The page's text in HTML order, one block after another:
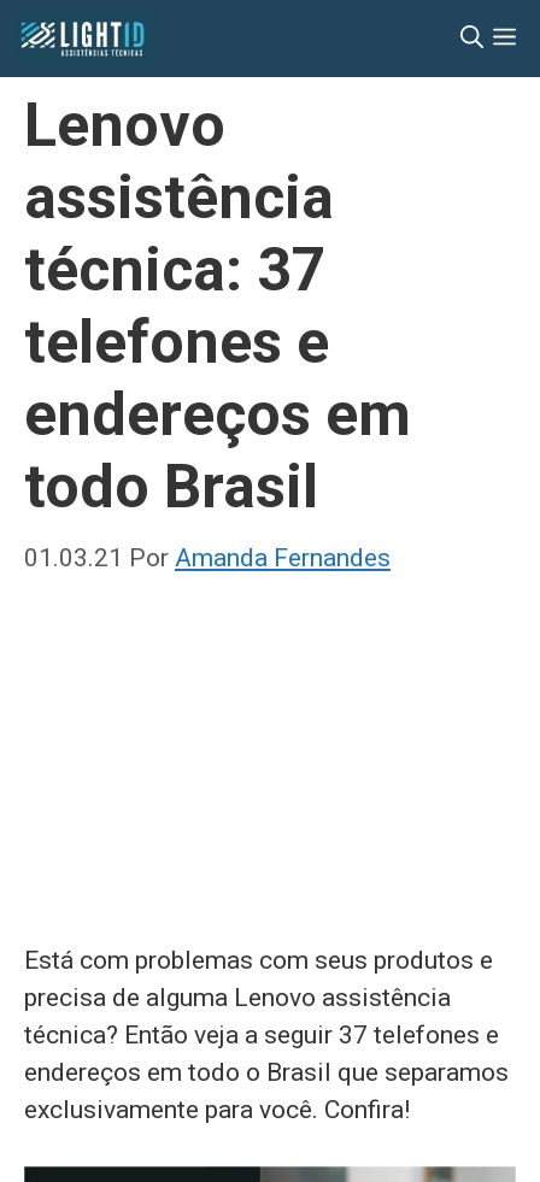
Pular
para
conteúdo
Lenovo
assistência
técnica: 37
telefones e
endereços em
todo Brasil
01.03.21 Por Amanda Fernandes
Está com problemas com seus produtos e
precisa de alguma Lenovo assistência
técnica? Então veja a seguir 37 telefones e
endereços em todo o Brasil que separamos
exclusivamente para você. Confira!